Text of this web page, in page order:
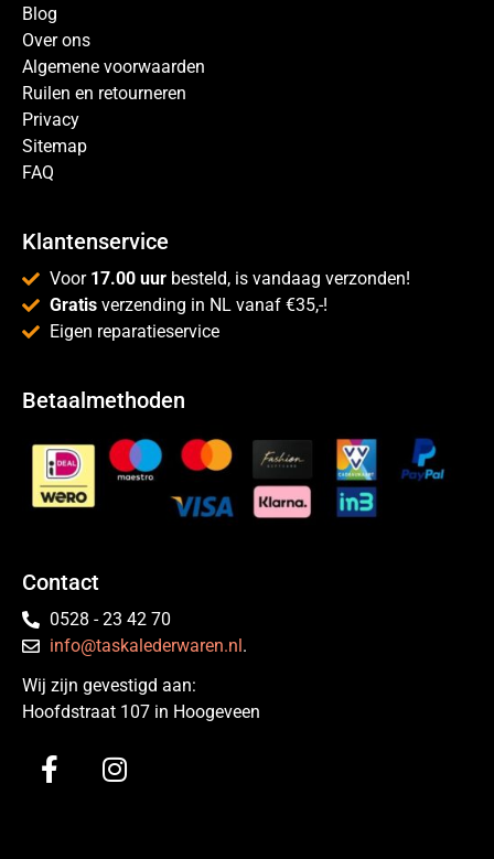
Blog
Over ons
Algemene voorwaarden
Ruilen en retourneren
Privacy
Sitemap
FAQ
Klantenservice
Voor 17.00 uur besteld, is vandaag verzonden!
Gratis verzending in NL vanaf €35,-!
Eigen reparatieservice
Betaalmethoden
Contact
0528 - 23 42 70
info@taskalederwaren.nl .
Wij zijn gevestigd aan:
Hoofdstraat 107 in Hoogeveen